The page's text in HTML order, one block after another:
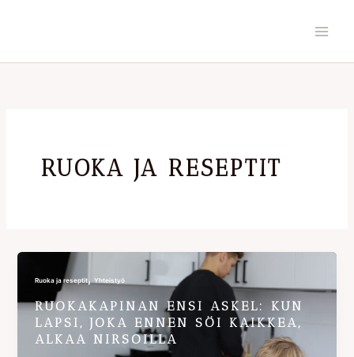
RUOKA JA RESEPTIT
Ruoka ja reseptit,Yhteistyö
RUOKAKAPINAN ENSI ASKEL: KUN
LAPSI, JOKA ENNEN SÖI KAIKKEA,
ALKAA NIRSOILLA